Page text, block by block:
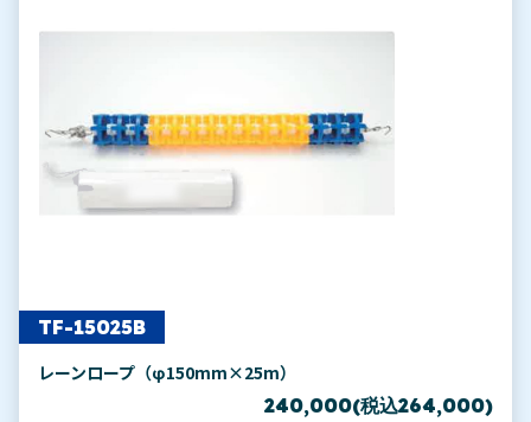
TF-15025B
レーンロープ（φ150mm×25m）
240,000(税込264,000)